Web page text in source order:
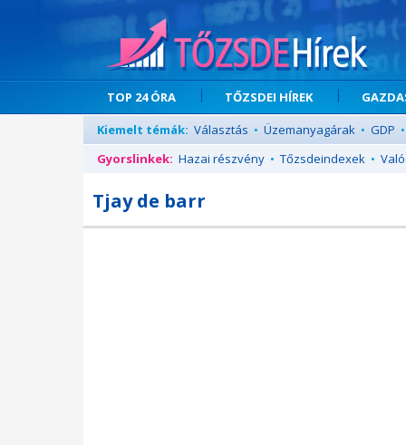
TOP 24 ÓRA TŐZSDEI HÍREK
Kiemelt témák: Választás • Üzemanyagárak • GDP •
Gyorslinkek: Hazai részvény • Tőzsdeindexek •
Tjay de barr